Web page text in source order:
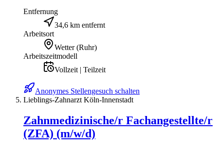
Entfernung
34,6 km entfernt
Arbeitsort
Wetter (Ruhr)
Arbeitszeitmodell
Vollzeit | Teilzeit
Anonymes Stellengesuch schalten
Lieblings-Zahnarzt Köln-Innenstadt
Zahnmedizinische/r Fachangestellte/r
(ZFA) (m/w/d)